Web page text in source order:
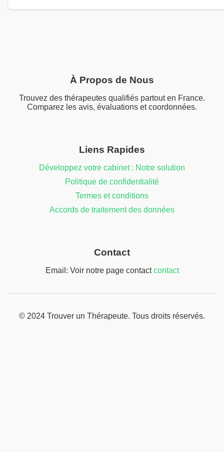
À Propos de Nous
Trouvez des thérapeutes qualifiés partout en France.
Comparez les avis, évaluations et coordonnées.
Liens Rapides
Développez votre cabinet : Notre solution
Politique de confidentialité
Termes et conditions
Accords de traitement des données
Contact
Email: Voir notre page contactcontact
© 2024 Trouver un Thérapeute. Tous droits réservés.